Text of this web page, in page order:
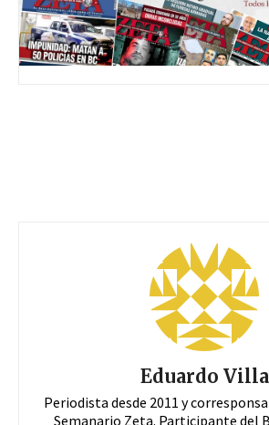
Eduardo Villa
Periodista desde 2011 y
Semanario Zeta. Participante del